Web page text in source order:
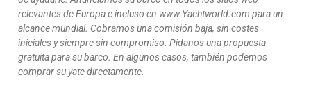
relevantes de Europa e incluso en www.Yachtworld.com para un
alcance mundial. Cobramos una comisión baja, sin costes
iniciales y siempre sin compromiso. Pídanos una propuesta
gratuita para su barco. En algunos casos, también podemos
comprar su yate directamente.